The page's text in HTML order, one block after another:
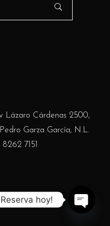
Lázaro Cárdenas 2500,
Garza García, N.L.
8262 7151
hoy!